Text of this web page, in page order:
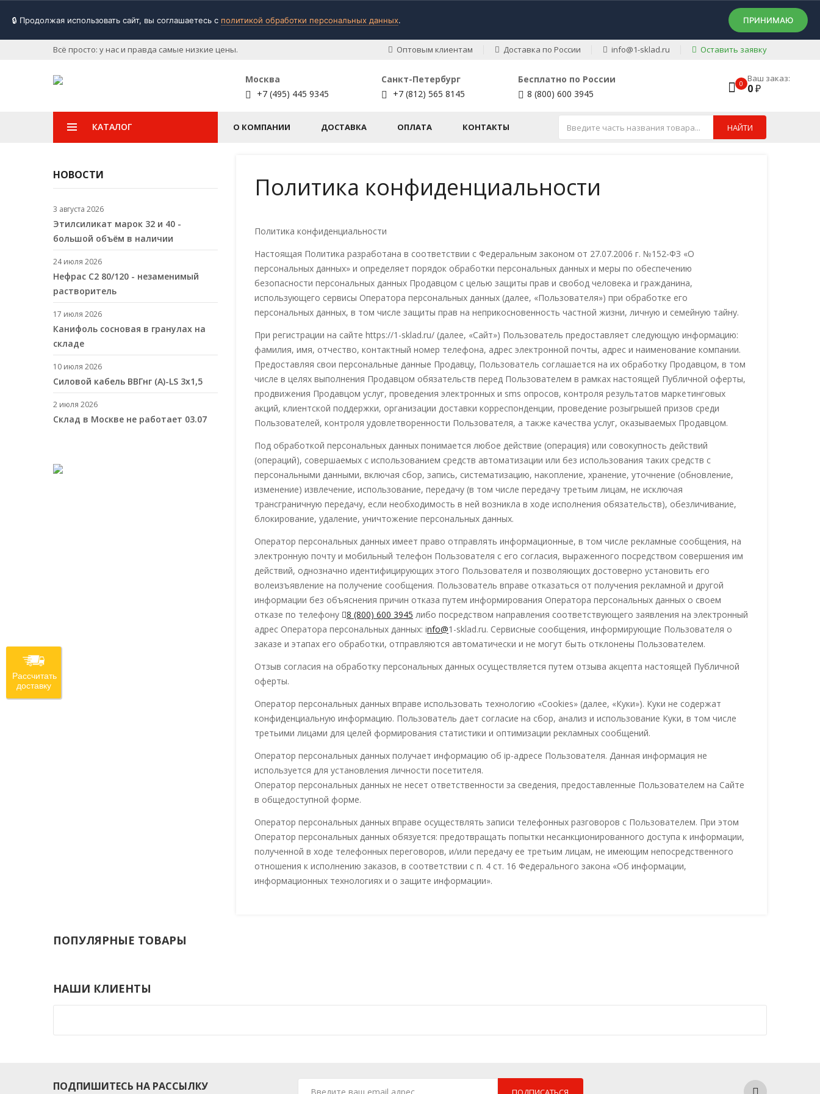
🔒 Продолжая использовать сайт, вы соглашаетесь с политикой обработки персональных данных. ПРИНИМАЮ
Всё просто: у нас и правда самые низкие цены. Оптовым клиентам Доставка по России info@1-sklad.ru Оставить заявку
Москва
+7 (495) 445 9345
Санкт-Петербург
+7 (812) 565 8145
Бесплатно по России
8 (800) 600 3945
0 Ваш заказ:
0 ₽
КАТАЛОГ О КОМПАНИИ ДОСТАВКА ОПЛАТА КОНТАКТЫ НАЙТИ
Политика конфиденциальности
Политика конфиденциальности
Настоящая Политика разработана в соответствии с Федеральным законом от 27.07.2006 г. №152-ФЗ «О
персональных данных» и определяет порядок обработки персональных данных и меры по обеспечению
безопасности персональных данных Продавцом с целью защиты прав и свобод человека и гражданина,
использующего сервисы Оператора персональных данных (далее, «Пользователя») при обработке его
персональных данных, в том числе защиты прав на неприкосновенность частной жизни, личную и семейную тайну.
При регистрации на сайте https://1-sklad.ru/ (далее, «Сайт») Пользователь предоставляет следующую информацию:
фамилия, имя, отчество, контактный номер телефона, адрес электронной почты, адрес и наименование компании.
Предоставляя свои персональные данные Продавцу, Пользователь соглашается на их обработку Продавцом, в том
числе в целях выполнения Продавцом обязательств перед Пользователем в рамках настоящей Публичной оферты,
продвижения Продавцом услуг, проведения электронных и sms опросов, контроля результатов маркетинговых
акций, клиентской поддержки, организации доставки корреспонденции, проведение розыгрышей призов среди
Пользователей, контроля удовлетворенности Пользователя, а также качества услуг, оказываемых Продавцом.
Под обработкой персональных данных понимается любое действие (операция) или совокупность действий
(операций), совершаемых с использованием средств автоматизации или без использования таких средств с
персональными данными, включая сбор, запись, систематизацию, накопление, хранение, уточнение (обновление,
изменение) извлечение, использование, передачу (в том числе передачу третьим лицам, не исключая
трансграничную передачу, если необходимость в ней возникла в ходе исполнения обязательств), обезличивание,
блокирование, удаление, уничтожение персональных данных.
Оператор персональных данных имеет право отправлять информационные, в том числе рекламные сообщения, на
электронную почту и мобильный телефон Пользователя с его согласия, выраженного посредством совершения им
действий, однозначно идентифицирующих этого Пользователя и позволяющих достоверно установить его
волеизъявление на получение сообщения. Пользователь вправе отказаться от получения рекламной и другой
информации без объяснения причин отказа путем информирования Оператора персональных данных о своем
отказе по телефону
8 (800) 600 3945 либо посредством направления соответствующего заявления на электронный
адрес Оператора персональных данных: info@1-sklad.ru. Сервисные сообщения, информирующие Пользователя о
заказе и этапах его обработки, отправляются автоматически и не могут быть отклонены Пользователем.
Отзыв согласия на обработку персональных данных осуществляется путем отзыва акцепта настоящей Публичной
оферты.
Оператор персональных данных вправе использовать технологию «Cookies» (далее, «Куки»). Куки не содержат
конфиденциальную информацию. Пользователь дает согласие на сбор, анализ и использование Куки, в том числе
третьими лицами для целей формирования статистики и оптимизации рекламных сообщений.
Оператор персональных данных получает информацию об ip-адресе Пользователя. Данная информация не
используется для установления личности посетителя.
Оператор персональных данных не несет ответственности за сведения, предоставленные Пользователем на Сайте
в общедоступной форме.
Оператор персональных данных вправе осуществлять записи телефонных разговоров с Пользователем. При этом
Оператор персональных данных обязуется: предотвращать попытки несанкционированного доступа к информации,
полученной в ходе телефонных переговоров, и/или передачу ее третьим лицам, не имеющим непосредственного
отношения к исполнению заказов, в соответствии с п. 4 ст. 16 Федерального закона «Об информации,
информационных технологиях и о защите информации».
НОВОСТИ
3 августа 2026
Этилсиликат марок 32 и 40 -
большой объём в наличии
24 июля 2026
Нефрас С2 80/120 - незаменимый
растворитель
17 июля 2026
Канифоль сосновая в гранулах на
складе
10 июля 2026
Cиловой кабель ВВГнг (A)-LS 3х1,5
2 июля 2026
Склад в Москве не работает 03.07
ПОПУЛЯРНЫЕ ТОВАРЫ
НАШИ КЛИЕНТЫ
ПОДПИШИТЕСЬ НА РАССЫЛКУ
Рассчитать
доставку